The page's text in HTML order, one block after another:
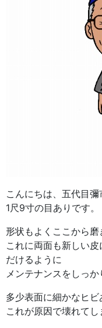
こんにちは、五代目彌
1尺9寸の目ありです。
形状もよくここから
これに両面も新しい
だけるように
メンテナンスをしっか
多少表面に細かなヒ
これが原因で壊れてし